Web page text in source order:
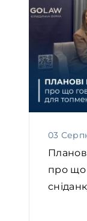
03
про що